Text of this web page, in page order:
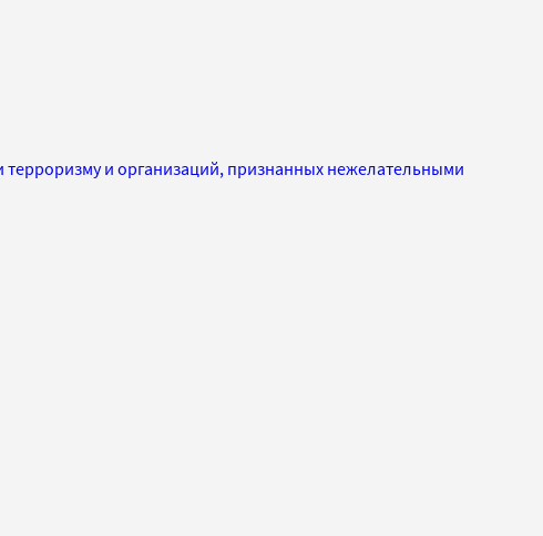
терроризму и организаций, признанных нежелательными